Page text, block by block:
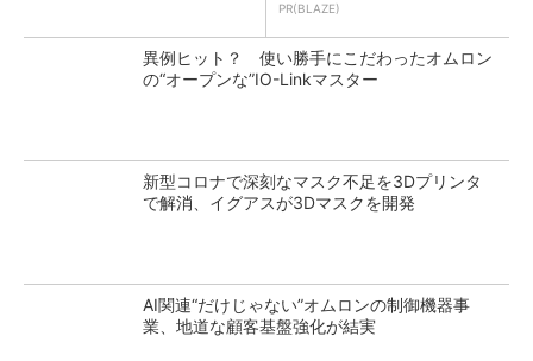
PR(BLAZE)
異例ヒット？ 使い勝手にこだわったオムロン
の“オープンな”IO-Linkマスター
新型コロナで深刻なマスク不足を3Dプリンタ
で解消、イグアスが3Dマスクを開発
AI関連“だけじゃない”オムロンの制御機器事
業、地道な顧客基盤強化が結実